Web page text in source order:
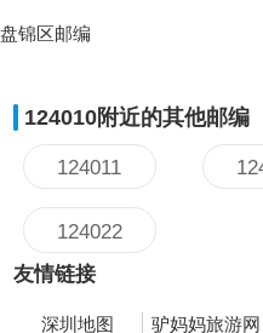
盘锦区邮编
124010附近的其他邮编
124011
124022
友情链接
深圳地图 驴妈妈旅游网